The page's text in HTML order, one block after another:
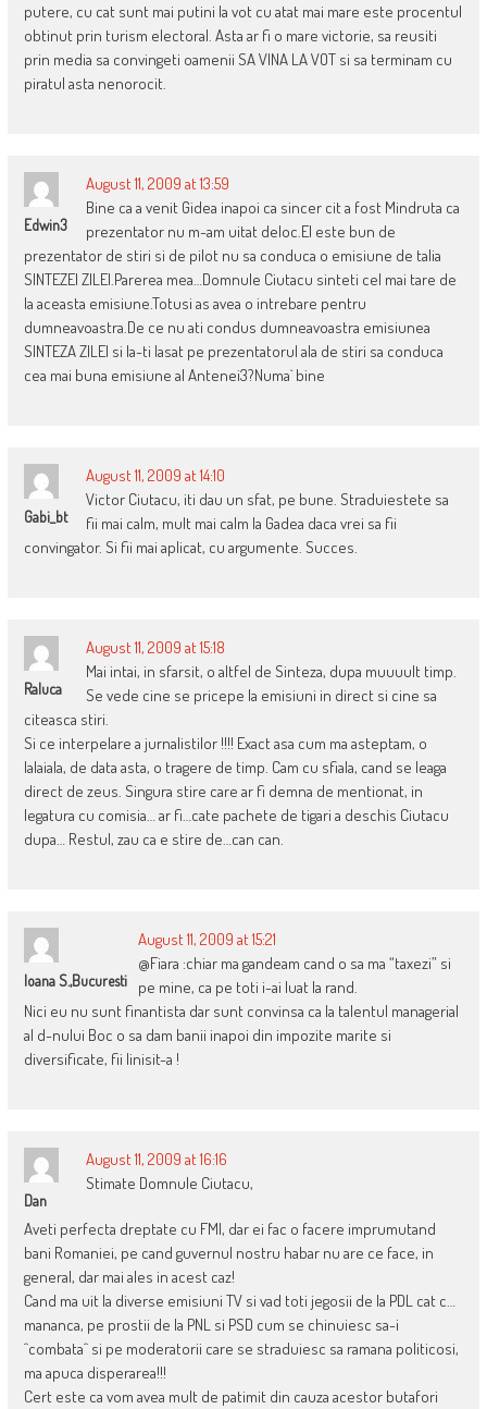
putere, cu cat sunt mai putini la vot cu atat mai mare este procentul
obtinut prin turism electoral. Asta ar fi o mare victorie, sa reusiti
prin media sa convingeti oamenii SA VINA LA VOT si sa terminam cu
piratul asta nenorocit.
Edwin3
August 11, 2009 at 13:59
Bine ca a venit Gidea inapoi ca sincer cit a fost Mindruta ca
prezentator nu m-am uitat deloc.El este bun de
prezentator de stiri si de pilot nu sa conduca o emisiune de talia
SINTEZEI ZILEI.Parerea mea…Domnule Ciutacu sinteti cel mai tare de
la aceasta emisiune.Totusi as avea o intrebare pentru
dumneavoastra.De ce nu ati condus dumneavoastra emisiunea
SINTEZA ZILEI si la-ti lasat pe prezentatorul ala de stiri sa conduca
cea mai buna emisiune al Antenei3?Numa` bine
Gabi_bt
August 11, 2009 at 14:10
Victor Ciutacu, iti dau un sfat, pe bune. Straduiestete sa
fii mai calm, mult mai calm la Gadea daca vrei sa fii
convingator. Si fii mai aplicat, cu argumente. Succes.
Raluca
August 11, 2009 at 15:18
Mai intai, in sfarsit, o altfel de Sinteza, dupa muuuult timp.
Se vede cine se pricepe la emisiuni in direct si cine sa
citeasca stiri.
Si ce interpelare a jurnalistilor !!!! Exact asa cum ma asteptam, o
lalaiala, de data asta, o tragere de timp. Cam cu sfiala, cand se leaga
direct de zeus. Singura stire care ar fi demna de mentionat, in
legatura cu comisia… ar fi…cate pachete de tigari a deschis Ciutacu
dupa… Restul, zau ca e stire de…can can.
Ioana S.,Bucuresti
August 11, 2009 at 15:21
@Fiara :chiar ma gandeam cand o sa ma “taxezi” si
pe mine, ca pe toti i-ai luat la rand.
Nici eu nu sunt finantista dar sunt convinsa ca la talentul managerial
al d-nului Boc o sa dam banii inapoi din impozite marite si
diversificate, fii linisit-a !
Dan
August 11, 2009 at 16:16
Stimate Domnule Ciutacu,
Aveti perfecta dreptate cu FMI, dar ei fac o facere imprumutand
bani Romaniei, pe cand guvernul nostru habar nu are ce face, in
general, dar mai ales in acest caz!
Cand ma uit la diverse emisiuni TV si vad toti jegosii de la PDL cat c…
mananca, pe prostii de la PNL si PSD cum se chinuiesc sa-i
^combata^ si pe moderatorii care se straduiesc sa ramana politicosi,
ma apuca disperarea!!!
Cert este ca vom avea mult de patimit din cauza acestor butafori